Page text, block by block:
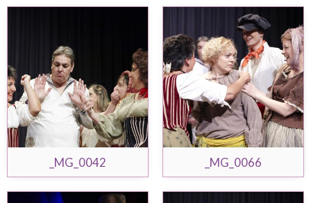
_MG_0042 _MG_0066